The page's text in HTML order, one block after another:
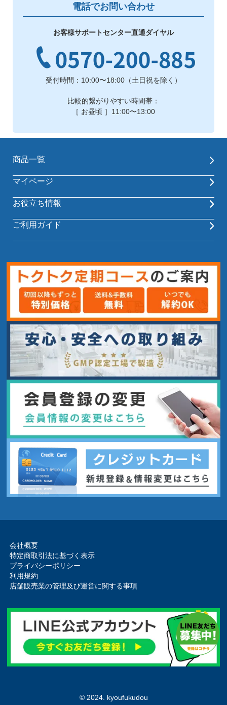
電話でお問い合わせ
お客様サポートセンター直通ダイヤル
受付時間：10:00〜18:00（土日祝を除く）
比較的繋がりやすい時間帯：
［ お昼頃 ］11:00〜13:00
商品一覧
マイページ
お役立ち情報
ご利用ガイド
会社概要
特定商取引法に基づく表示
プライバシーポリシー
利用規約
店舗販売業の管理及び運営に関する事項
© 2024. kyoufukudou